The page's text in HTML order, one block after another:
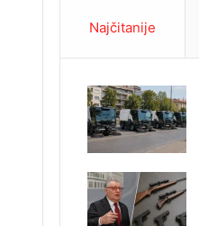
Najčitanije